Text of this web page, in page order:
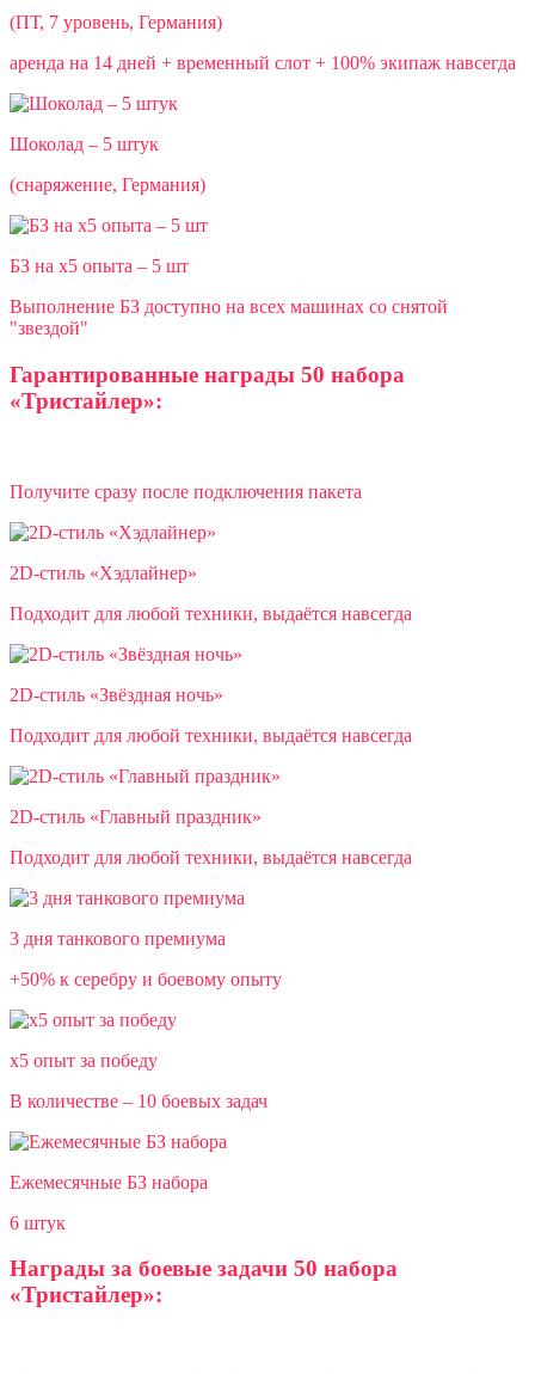
(ПТ, 7 уровень, Германия)
аренда на 14 дней + временный слот + 100% экипаж навсегда
Шоколад – 5 штук
(снаряжение, Германия)
БЗ на x5 опыта – 5 шт
Выполнение БЗ доступно на всех машинах со снятой
"звездой"
Гарантированные награды 50 набора
«Тристайлер»:
Получите сразу после подключения пакета
2D-стиль «Хэдлайнер»
Подходит для любой техники, выдаётся навсегда
2D-стиль «Звёздная ночь»
Подходит для любой техники, выдаётся навсегда
2D-стиль «Главный праздник»
Подходит для любой техники, выдаётся навсегда
3 дня танкового премиума
+50% к серебру и боевому опыту
x5 опыт за победу
В количестве – 10 боевых задач
Ежемесячные БЗ набора
6 штук
Награды за боевые задачи 50 набора
«Тристайлер»: